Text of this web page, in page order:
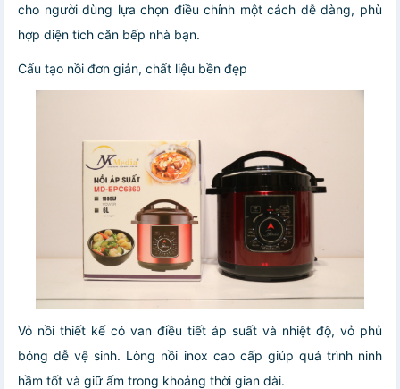
cho người dùng lựa chọn điều chỉnh một cách dễ dàng, phù
hợp diện tích căn bếp nhà bạn.
Cấu tạo nồi đơn giản, chất liệu bền đẹp
Vỏ nồi thiết kế có van điều tiết áp suất và nhiệt độ, vỏ phủ
bóng dễ vệ sinh. Lòng nồi inox cao cấp giúp quá trình ninh
hầm tốt và giữ ấm trong khoảng thời gian dài.